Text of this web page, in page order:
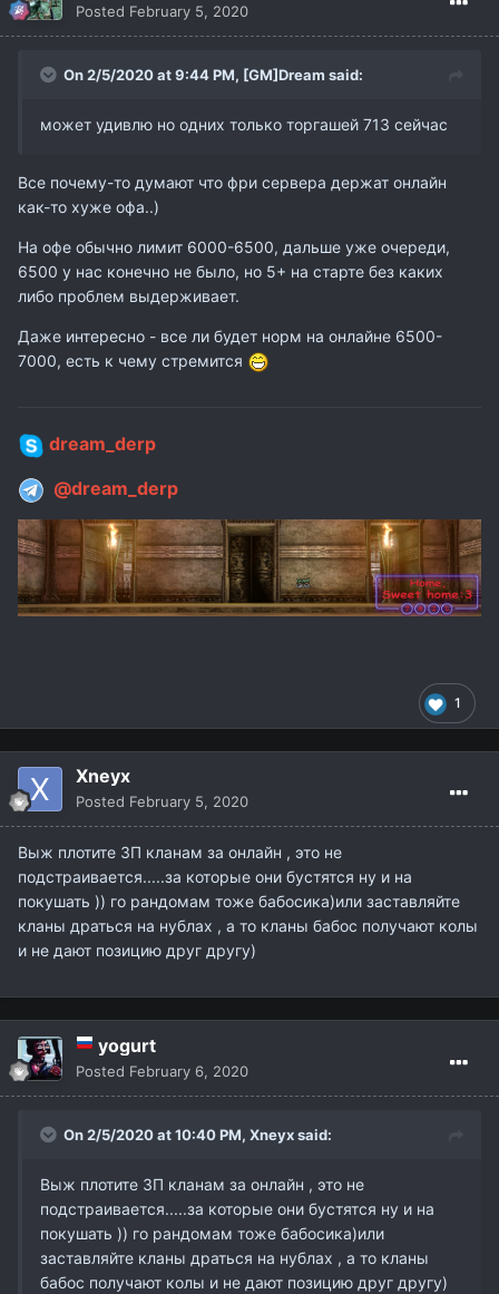
Posted February 5, 2020
On 2/5/2020 at 9:44 PM, [GM]Dream said:
может удивлю но одних только торгашей 713 сейчас
Все почему-то думают что фри сервера держат онлайн
как-то хуже офа..)
На офе обычно лимит 6000-6500, дальше уже очереди,
6500 у нас конечно не было, но 5+ на старте без каких
либо проблем выдерживает.
Даже интересно - все ли будет норм на онлайне 6500-
7000, есть к чему стремится
1
dream_derp
@dream_derp
Xneyx
Posted February 5, 2020
Выж плотите ЗП кланам за онлайн , это не
подстраивается.....за которые они бустятся ну и на
покушать )) го рандомам тоже бабосика)или заставляйте
кланы драться на нублах , а то кланы бабос получают колы
и не дают позицию друг другу)
yogurt
Posted February 6, 2020
On 2/5/2020 at 10:40 PM, Xneyxsaid:
Выж плотите ЗП кланам за онлайн , это не
подстраивается.....за которые они бустятся ну и на
покушать )) го рандомам тоже бабосика)или
заставляйте кланы драться на нублах , а то кланы
бабос получают колы и не дают позицию друг другу)